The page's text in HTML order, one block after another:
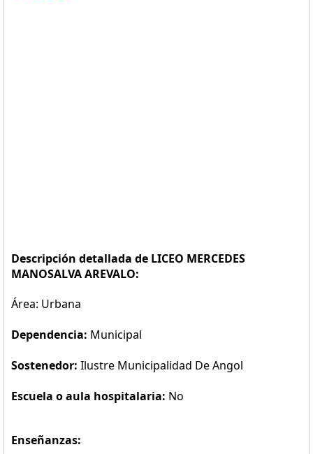
Descripción detallada de LICEO MERCEDES
MANOSALVA AREVALO:
Área: Urbana
Dependencia: Municipal
Sostenedor: Ilustre Municipalidad De Angol
Escuela o aula hospitalaria: No
Enseñanzas: